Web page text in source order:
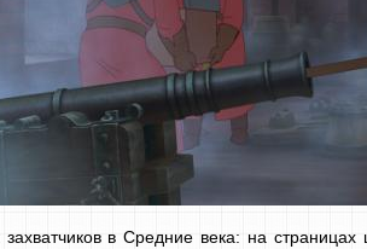
в Средние века: на